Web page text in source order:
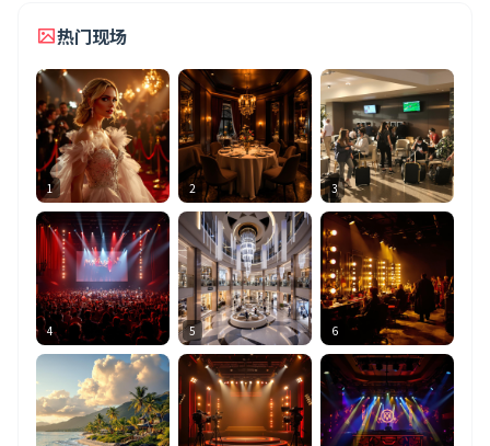
热门现场
1 2 3
4 5 6